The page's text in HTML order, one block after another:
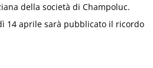
della società di Champoluc.
14 aprile sarà pubblicato il ricordo